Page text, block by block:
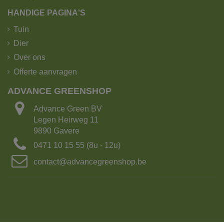
HANDIGE PAGINA'S
Tuin
Dier
Over ons
Offerte aanvragen
ADVANCE GREENSHOP
Advance Green BV
Legen Heirweg 11
9890 Gavere
0471 10 15 55 (8u - 12u)
contact@advancegreenshop.be